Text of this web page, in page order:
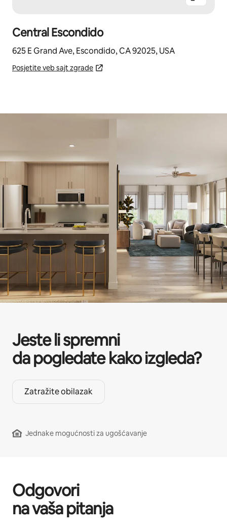
Central Escondido
625 E Grand Ave, Escondido, CA 92025, USA
Posjetite veb sajt zgrade
Jeste li spremni
da pogledate kako izgleda?
Zatražite obilazak
Jednake mogućnosti za ugošćavanje
Odgovori
na vaša pitanja